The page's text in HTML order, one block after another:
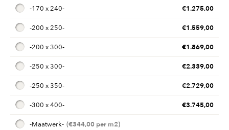
-170 x 240- €1.275,00
-200 x 250- €1.559,00
-200 x 300- €1.869,00
-250 x 300- €2.339,00
-250 x 350- €2.729,00
-300 x 400- €3.745,00
-Maatwerk- €344,00